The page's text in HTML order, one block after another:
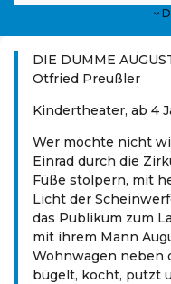
DIE DUMME
Otfried Preußler
Kindertheater, ab 4
Wer möchte nicht
Einrad durch die
Füße stolpern, mit
Licht der
das Publikum zum
mit ihrem Mann
Wohnwagen neben
bügelt, kocht, putzt